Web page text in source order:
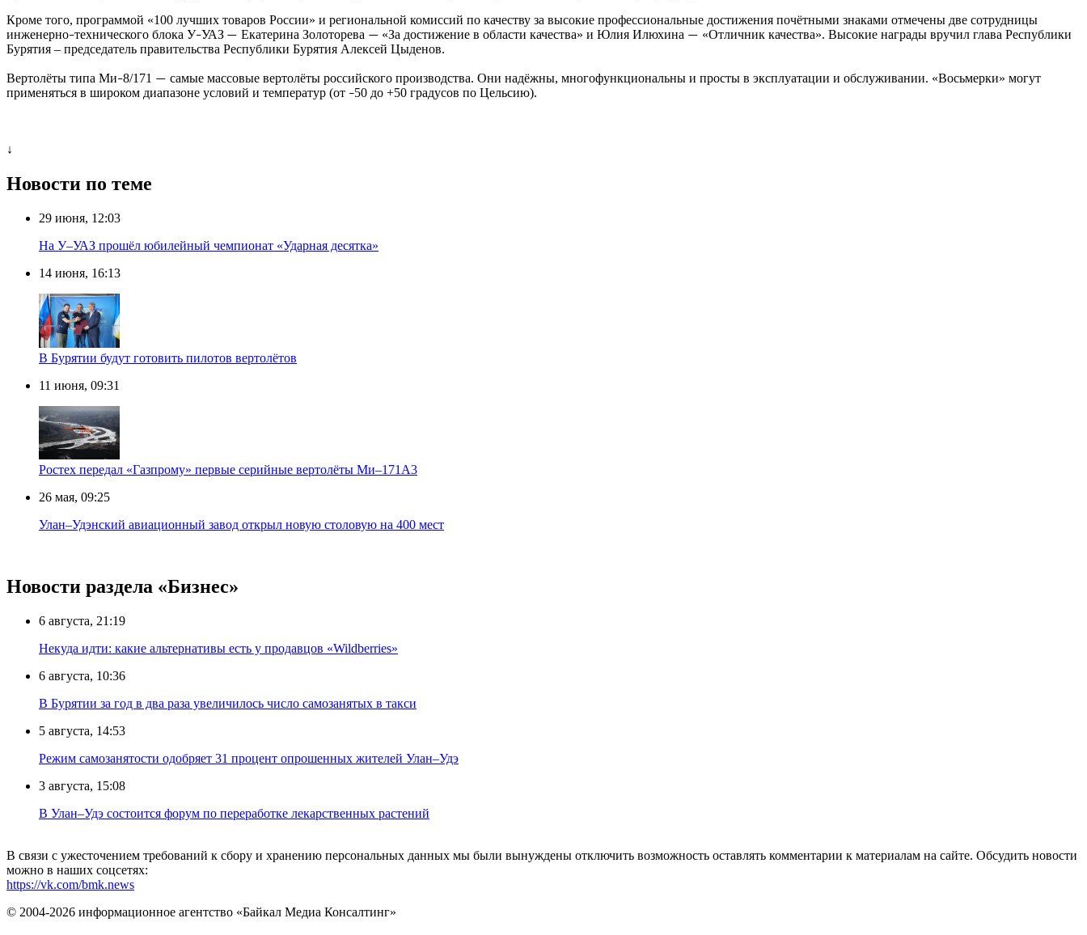
Кроме того, программой «100 лучших товаров России» и региональной комиссий по качеству за высокие профессиональные достижения почётными знаками отмечены две сотрудницы
инженерно–технического блока У–УАЗ — Екатерина Золоторева — «За достижение в области качества» и Юлия Илюхина — «Отличник качества». Высокие награды вручил глава Республики
Бурятия – председатель правительства Республики Бурятия Алексей Цыденов.
Вертолёты типа Ми–8/171 — самые массовые вертолёты российского производства. Они надёжны, многофункциональны и просты в эксплуатации и обслуживании. «Восьмерки» могут
применяться в широком диапазоне условий и температур (от –50 до +50 градусов по Цельсию).
↓
Новости по теме
29 июня, 12:03
На У–УАЗ прошёл юбилейный чемпионат «Ударная десятка»
14 июня, 16:13
В Бурятии будут готовить пилотов вертолётов
11 июня, 09:31
Ростех передал «Газпрому» первые серийные вертолёты Ми–171А3
26 мая, 09:25
Улан–Удэнский авиационный завод открыл новую столовую на 400 мест
Новости раздела «Бизнес»
6 августа, 21:19
Некуда идти: какие альтернативы есть у продавцов «Wildberries»
6 августа, 10:36
В Бурятии за год в два раза увеличилось число самозанятых в такси
5 августа, 14:53
Режим самозанятости одобряет 31 процент опрошенных жителей Улан–Удэ
3 августа, 15:08
В Улан–Удэ состоится форум по переработке лекарственных растений
В связи с ужесточением требований к сбору и хранению персональных данных мы были вынуждены отключить возможность оставлять комментарии к материалам на сайте. Обсудить новости
можно в наших соцсетях:
https://vk.com/bmk.news
© 2004-2026 информационное агентство «Байкал Медиа Консалтинг»